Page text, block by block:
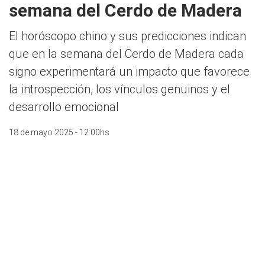
semana del Cerdo de Madera
El horóscopo chino y sus predicciones indican
que en la semana del Cerdo de Madera cada
signo experimentará un impacto que favorece
la introspección, los vínculos genuinos y el
desarrollo emocional
18 de mayo 2025 - 12:00hs